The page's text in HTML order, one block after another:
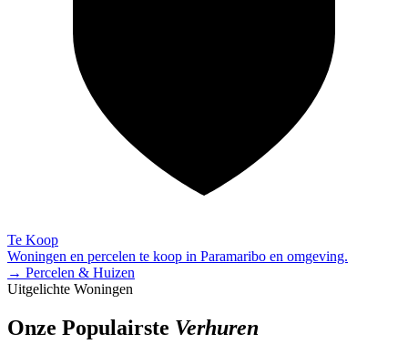
Te Koop
Woningen en percelen te koop in Paramaribo en omgeving.
→ Percelen & Huizen
Uitgelichte Woningen
Onze Populairste Verhuren